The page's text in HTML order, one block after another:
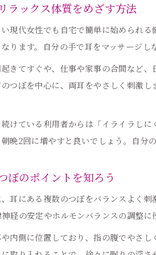
生活リズ
耳つぼで自律
耳つぼ刺
心身の
ストレ
自律神
ラックス体質をめざす方法
現代女性でも自宅で簡単に始められ
ります。自分の手で耳をマッサージ
きてすぐや、仕事や家事の合間など
つぼを中心に、両耳をやさしく刺激
けている利用者からは「イライラし
晩2回に増やすと良いでしょう。自分
ぼのポイントを知ろう
耳にある複数のつぼをバランスよく
経の安定やホルモンバランスの調整に
内側に位置しており、指の腹でやさ